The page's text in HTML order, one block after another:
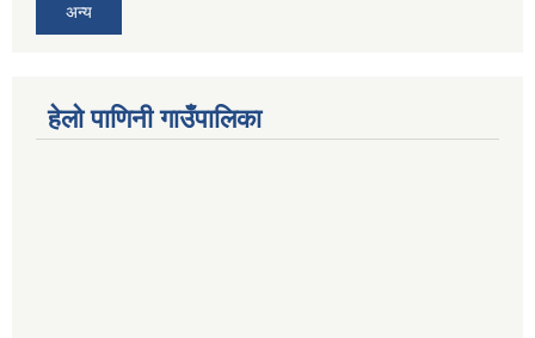
अन्य
हेलो पाणिनी गाउँपालिका